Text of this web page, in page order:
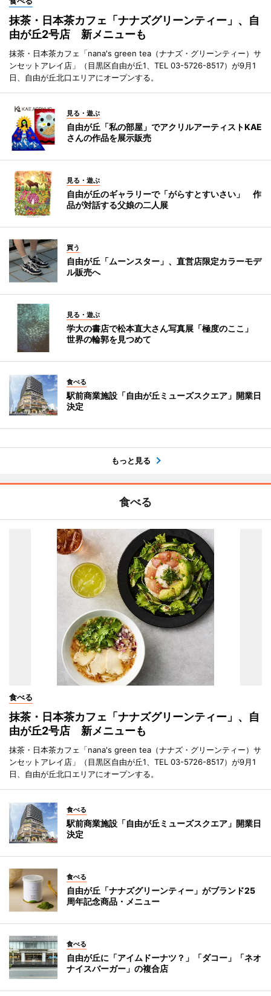
抹茶・日本茶カフェ「ナナズグリーンティー」、自
由が丘2号店 新メニューも
抹茶・日本茶カフェ「nana's green tea（ナナズ・グリーンティー）サ
ンセットアレイ店」（目黒区自由が丘1、TEL 03-5726-8517）が9月1
日、自由が丘北口エリアにオープンする。
見る・遊ぶ
自由が丘「私の部屋」でアクリルアーティストKAE
さんの作品を展示販売
見る・遊ぶ
自由が丘のギャラリーで「がらすとすいさい」 作
品が対話する父娘の二人展
買う
自由が丘「ムーンスター」、直営店限定カラーモデ
ル販売へ
見る・遊ぶ
学大の書店で松本直大さん写真展「極度のここ」
世界の輪郭を見つめて
食べる
駅前商業施設「自由が丘ミューズスクエア」開業日
決定
もっと見る
食べる
食べる
抹茶・日本茶カフェ「ナナズグリーンティー」、自
由が丘2号店 新メニューも
抹茶・日本茶カフェ「nana's green tea（ナナズ・グリーンティー）サ
ンセットアレイ店」（目黒区自由が丘1、TEL 03-5726-8517）が9月1
日、自由が丘北口エリアにオープンする。
食べる
駅前商業施設「自由が丘ミューズスクエア」開業日
決定
食べる
自由が丘「ナナズグリーンティー」がブランド25
周年記念商品・メニュー
食べる
自由が丘に「アイムドーナツ？」「ダコー」「ネオ
ナイスバーガー」の複合店